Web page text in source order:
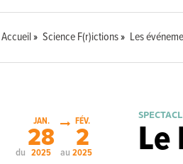
Accueil Science F(r)ictions Les
du
JAN.
28
2025 au
FÉV.
2
2025